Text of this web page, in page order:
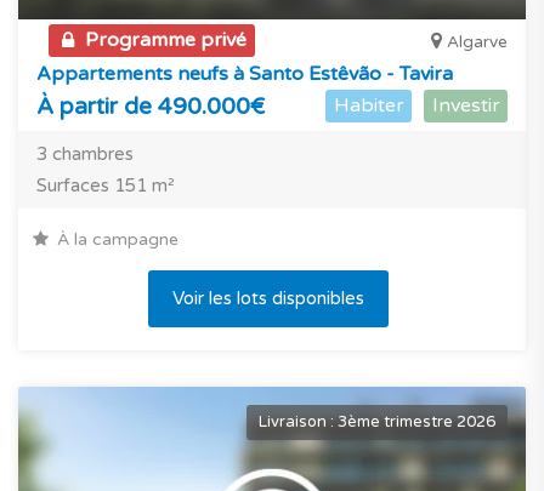
Programme privé Algarve
Appartements neufs à Santo Estêvão - Tavira
À partir de 490.000€ Habiter Investir
3 chambres
Surfaces 151 m²
À la campagne
Voir les lots disponibles
Livraison : 3ème trimestre 2026